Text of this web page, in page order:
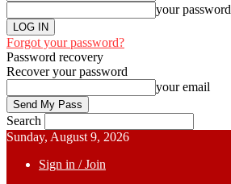
your password
Forgot your password?
Password recovery
Recover your password
your email
Search
Sunday, August 9, 2026
Sign in / Join